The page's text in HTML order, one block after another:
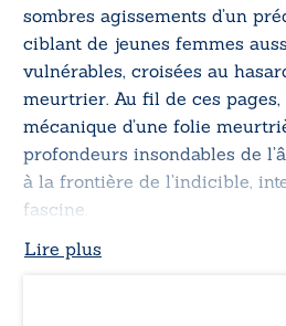
sombres agissements d’un
ciblant de jeunes femmes
vulnérables, croisées au
meurtrier. Au fil de ces pages,
mécanique d’une folie
profondeurs insondables de
à la frontière de l’indicible,
fascine.
Lire plus